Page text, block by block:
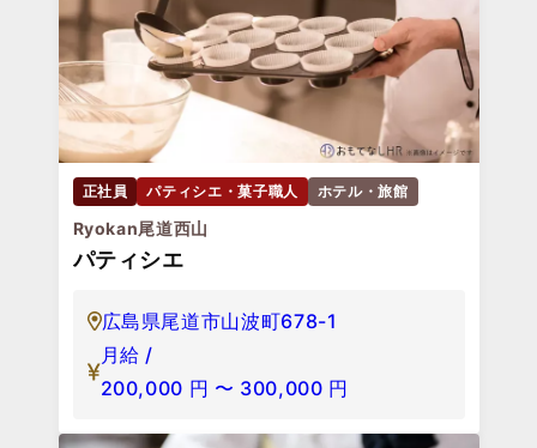
正社員 パティシエ・菓子職人 ホテル・旅館
Ryokan尾道西山
パティシエ
広島県尾道市山波町678-1
月給 /
200,000 円 〜 300,000 円